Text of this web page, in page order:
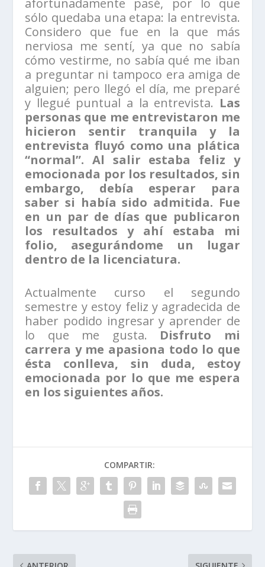
sólo quedaba una etapa: la entrevista.
Considero que fue en la que más
nerviosa me sentí, ya que no sabía
cómo vestirme, no sabía qué me iban
a preguntar ni tampoco era amiga de
alguien; pero llegó el día, me preparé
y llegué puntual a la entrevista. Las
personas que me entrevistaron me
hicieron sentir tranquila y la
entrevista fluyó como una plática
“normal”. Al salir estaba feliz y
emocionada por los resultados, sin
embargo, debía esperar para
saber si había sido admitida. Fue
en un par de días que publicaron
los resultados y ahí estaba mi
folio, asegurándome un lugar
dentro de la licenciatura.
Actualmente curso el segundo
semestre y estoy feliz y agradecida de
haber podido ingresar y aprender de
lo que me gusta. Disfruto mi
carrera y me apasiona todo lo que
ésta conlleva, sin duda, estoy
emocionada por lo que me espera
en los siguientes años.
COMPARTIR: